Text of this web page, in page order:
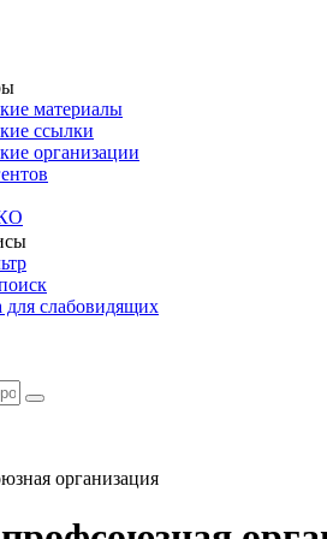
материалы
ссылки
организации
для слабовидящих
организация